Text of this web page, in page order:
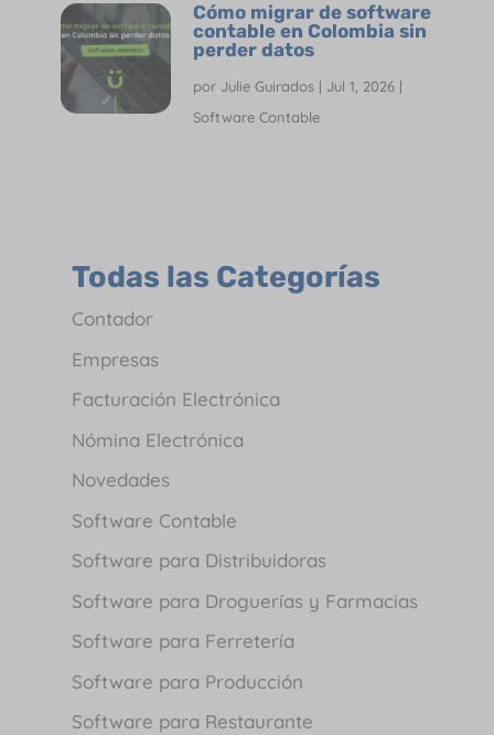
Cómo migrar de software
contable en Colombia sin
perder datos
por Julie Guirados| Jul 1, 2026|
Software Contable
Todas las Categorías
Contador
Empresas
Facturación Electrónica
Nómina Electrónica
Novedades
Software Contable
Software para Distribuidoras
Software para Droguerías y Farmacias
Software para Ferretería
Software para Producción
Software para Restaurante